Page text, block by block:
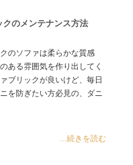
クのメンテナンス方法
のソファは柔らかな質感
ある雰囲気を作り出してく
ブリックが良いけど、毎日
を防ぎたい方必見の、ダニ
...続きを読む